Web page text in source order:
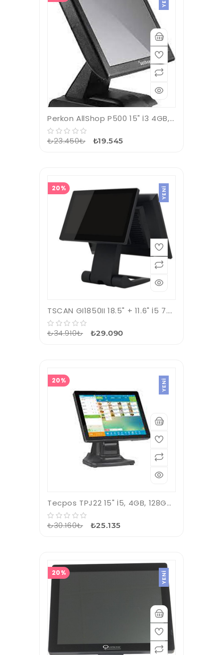
Perkon AllShop P500 15" İ3 4GB, 128GB SSD Fiyat Gör Cihazı Pos Pc
₺23.450₺ ₺19.545
20% YENI
TSCAN GI1850II 18.5" + 11.6" İ5 7.Nesil 8GB Ram 256GB SSD Pos Pc Çift Ekran
₺34.910₺ ₺29.090
20% YENI
Tecpos TPJ22 15" İ5, 4GB, 128GB SSD Fiyat Gör Cihazı Pos Pc
₺30.160₺ ₺25.135
20% YENI